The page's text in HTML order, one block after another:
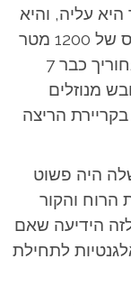
עליה, והיא
הרבה יותר תלולה ובעיקר ארוכה. טיפוס של 1200 מטר
ב 70-80 אחוז שיפוע בגשם ורוח שמאחוריך כבר 7
מנוזלים
הריצה
היה פשוט
הרוח והקור
הידיעה שאם
לתחילת